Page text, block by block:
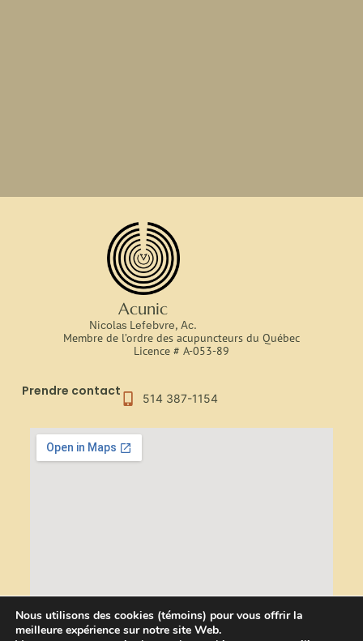
Acunic
Nicolas Lefebvre, Ac.
Membre de l’ordre des acupuncteurs du Québec
Licence # A-053-89
Prendre contact 514 387-1154
Nous utilisons des cookies (témoins) pour vous offrir la
meilleure expérience sur notre site Web.